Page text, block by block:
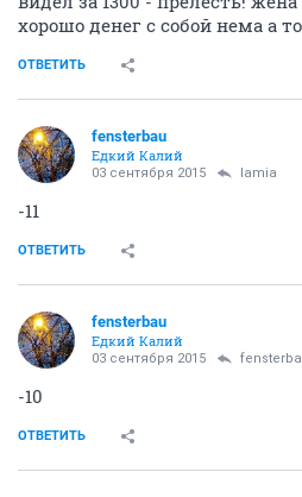
хорошо денег с собой нема а
ОТВЕТИТЬ
fensterbau
Едкий Калий
03 сентября 2015 lamia
-11
ОТВЕТИТЬ
fensterbau
Едкий Калий
03 сентября 2015
-10
ОТВЕТИТЬ